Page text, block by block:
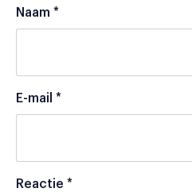
Naam *
E-mail *
Reactie *